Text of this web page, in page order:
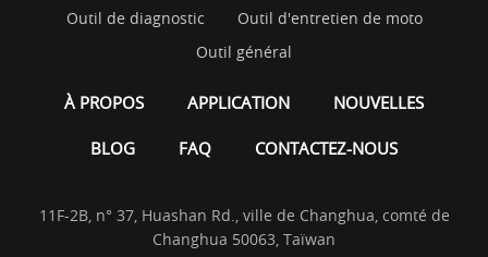
Outil de diagnostic
Outil d'entretien de moto
Outil général
À PROPOS APPLICATION NOUVELLES
BLOG FAQ CONTACTEZ-NOUS
11F-2B, n° 37, Huashan Rd., ville de Changhua, comté de
Changhua 50063, Taïwan